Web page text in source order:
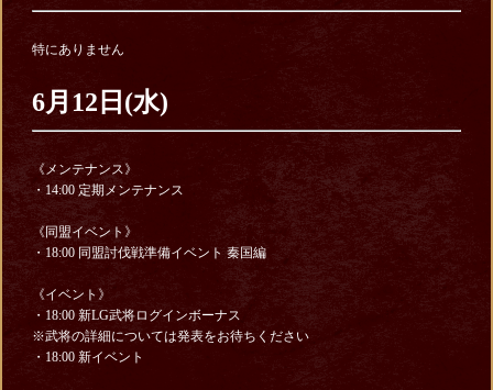
特にありません
6月12日(水)
《メンテナンス》
・14:00 定期メンテナンス
《同盟イベント》
・18:00 同盟討伐戦準備イベント 秦国編
《イベント》
・18:00 新LG武将ログインボーナス
※武将の詳細については発表をお待ちください
・18:00 新イベント